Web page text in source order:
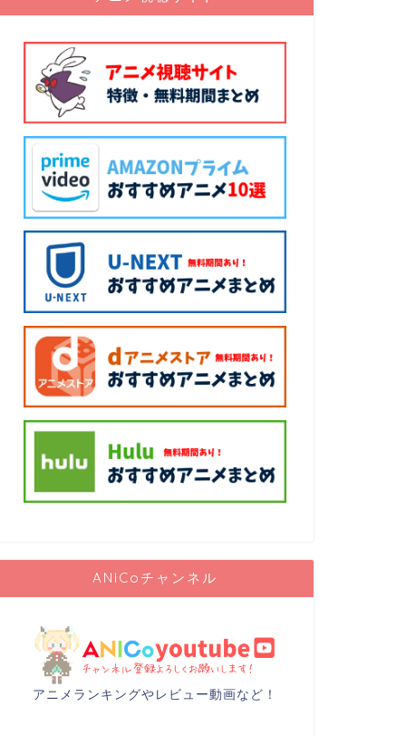
ANICoチャンネル
アニメランキングやレビュー動画など！